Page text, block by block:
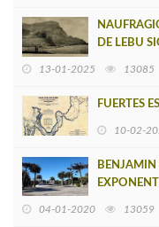
DE LEBU
13-01-2025 13085
FUERTES
10-02-
BENJAMIN
04-01-2020 13059